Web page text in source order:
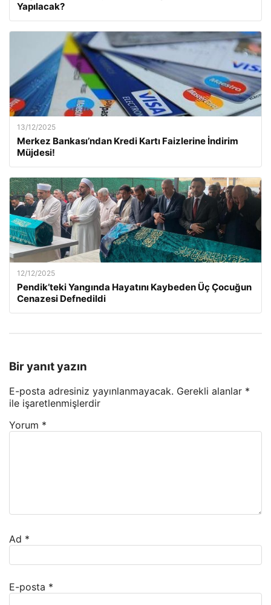
Yapılacak?
13/12/2025
Merkez Bankası’ndan Kredi Kartı Faizlerine İndirim
Müjdesi!
12/12/2025
Pendik’teki Yangında Hayatını Kaybeden Üç Çocuğun
Cenazesi Defnedildi
Bir yanıt yazın
E-posta adresiniz yayınlanmayacak. Gerekli alanlar *
ile işaretlenmişlerdir
Yorum *
Ad *
E-posta *